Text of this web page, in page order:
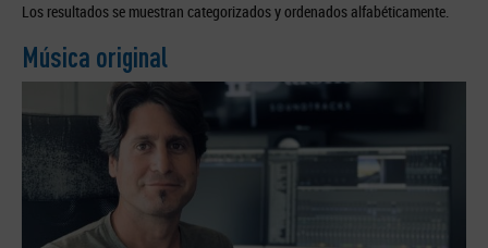
Los resultados se muestran categorizados y ordenados alfabéticamente.
Música original